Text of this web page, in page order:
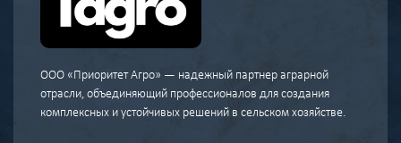
ООО «Приоритет Агро» — надежный партнер аграрной
отрасли, объединяющий профессионалов для создания
комплексных и устойчивых решений в сельском хозяйстве.